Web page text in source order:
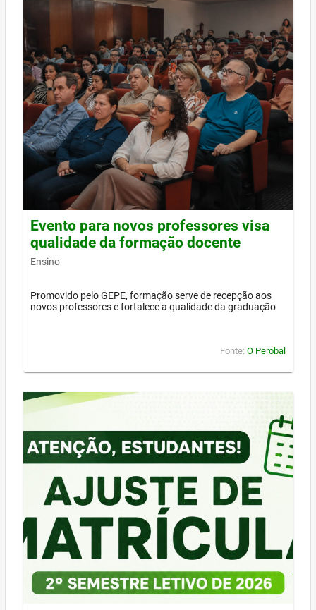
Evento para novos professores visa
qualidade da formação docente
Ensino
Promovido pelo GEPE, formação serve de recepção aos
novos professores e fortalece a qualidade da graduação
Fonte: O Perobal